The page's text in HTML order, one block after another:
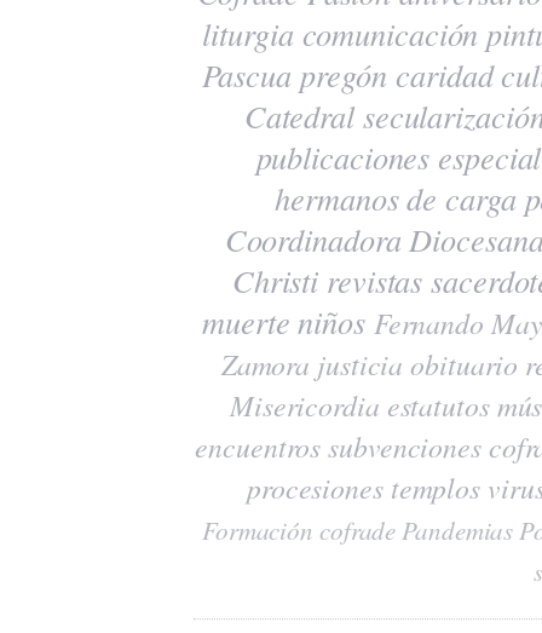
liturgia comunicación
Pascua pregón caridad
Catedral
publicaciones
hermanos de carga
Coordinadora
Christi revistas
muerte niños Fernando
Zamora justicia obituario
Misericordia estatutos
encuentrossubvenciones
procesiones templos
Formación cofradePandemias